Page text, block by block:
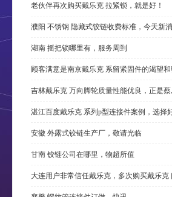
老伙伴再次购买戴乐克 拉紧锁，就是好！
濮阳 不锈钢 隐藏式铰链收费标准，今天新
湖南 摇把锁哪里有，服务周到
顾客满意是南京戴乐克 系留紧固件的渴望
吉林戴乐克 万向脚轮质量性能优良，正是
湛江百度戴乐克 系列p型连接件案例，选择
安徽 外露式铰链生产厂，敬请光临
甘南 铰链公司在哪里，物超所值
大连用户非常信任戴乐克，多次购买戴乐克